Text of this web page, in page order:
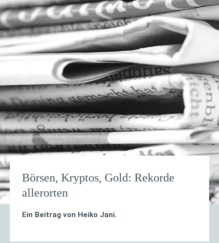
Börsen, Kryptos, Gold: Rekorde
allerorten
Ein Beitrag von Heiko Jani.